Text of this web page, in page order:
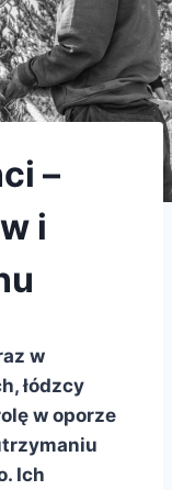
–
i
w
łódzcy
w oporze
Ich